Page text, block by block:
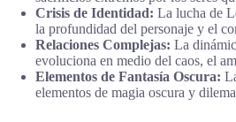
Crisis de Identidad: La lucha de
la profundidad del personaje y el
Relaciones Complejas: La
evoluciona en medio del caos, el
Elementos de Fantasía Oscura:
elementos de magia oscura y